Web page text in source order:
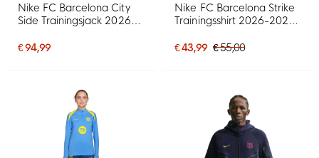
Nike FC Barcelona City
Side Trainingsjack 2026-
Goudgeel Roze
€ 94,99
Nike FC Barcelona Strike
Trainingsshirt 2026-2027
Donkerblauw Geel
€ 43,99 € 55,00